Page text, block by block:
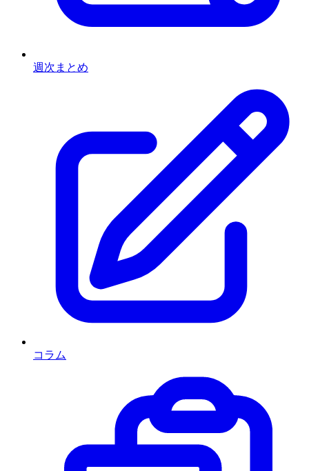
週次まとめ
コラム